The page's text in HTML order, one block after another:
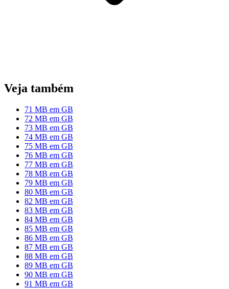
Veja também
71 MB em GB
72 MB em GB
73 MB em GB
74 MB em GB
75 MB em GB
76 MB em GB
77 MB em GB
78 MB em GB
79 MB em GB
80 MB em GB
82 MB em GB
83 MB em GB
84 MB em GB
85 MB em GB
86 MB em GB
87 MB em GB
88 MB em GB
89 MB em GB
90 MB em GB
91 MB em GB